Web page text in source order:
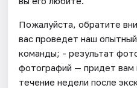
Пожалуйста, обратите
вас проведет наш
команды; - результат
фотографий — придет вам
течение недели после